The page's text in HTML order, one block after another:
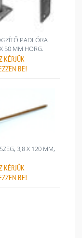
PADLÓRA
50 MM HORG.
KÉRJÜK
BE!
3,8 X 120 MM,
KÉRJÜK
BE!